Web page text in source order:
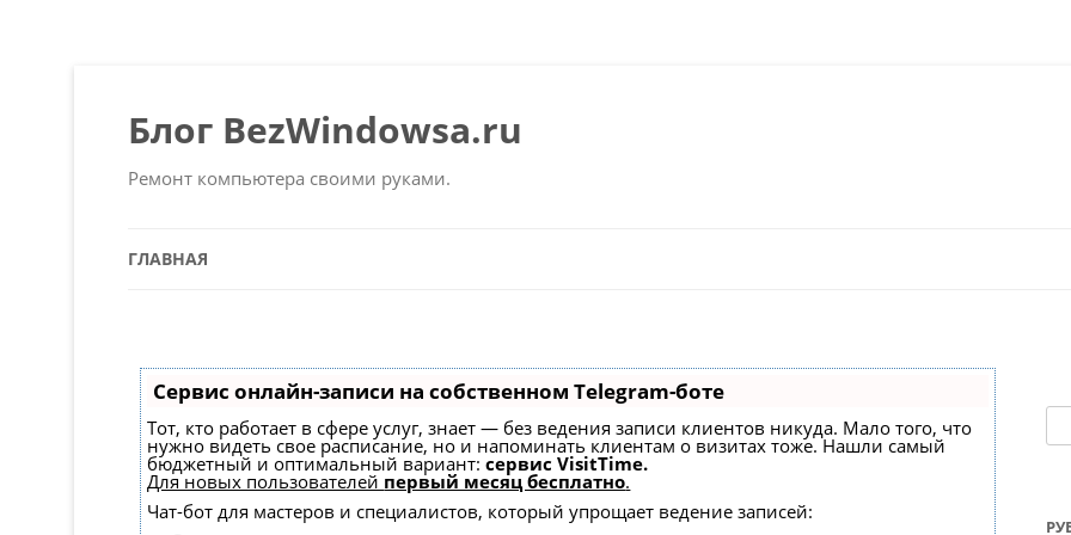
Блог BezWindowsa.ru
Ремонт компьютера своими руками.
ГЛАВНАЯ
Сервис онлайн-записи на собственном Telegram-боте
Тот, кто работает в сфере услуг, знает — без ведения записи клиентов никуда. Мало того, что
нужно видеть свое расписание, но и напоминать клиентам о визитах тоже. Нашли самый
бюджетный и оптимальный вариант:сервис VisitTime.
Для новых пользователей первый месяц бесплатно.
Чат-бот для мастеров и специалистов, который упрощает ведение записей: